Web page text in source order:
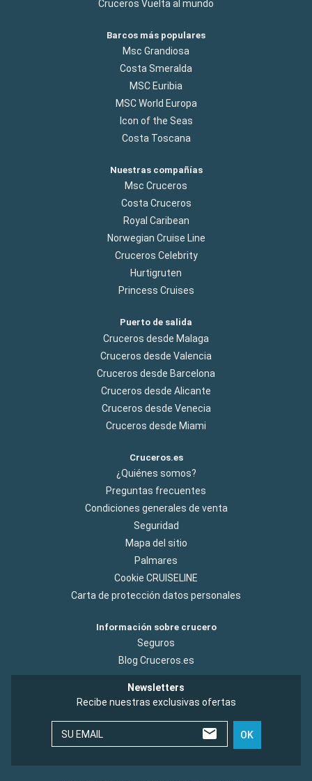
Cruceros Vuelta al mundo
Barcos más populares
Msc Grandiosa
Costa Smeralda
MSC Euribia
MSC World Europa
Icon of the Seas
Costa Toscana
Nuestras compañías
Msc Cruceros
Costa Cruceros
Royal Caribean
Norwegian Cruise Line
Cruceros Celebrity
Hurtigruten
Princess Cruises
Puerto de salida
Cruceros desde Malaga
Cruceros desde Valencia
Cruceros desde Barcelona
Cruceros desde Alicante
Cruceros desde Venecia
Cruceros desde Miami
Cruceros.es
¿Quiénes somos?
Preguntas frecuentes
Condiciones generales de venta
Seguridad
Mapa del sitio
Palmares
Cookie CRUISELINE
Carta de protección datos personales
Información sobre crucero
Seguros
Blog Cruceros.es
Newsletters
Recibe nuestras exclusivas ofertas
SU EMAIL OK